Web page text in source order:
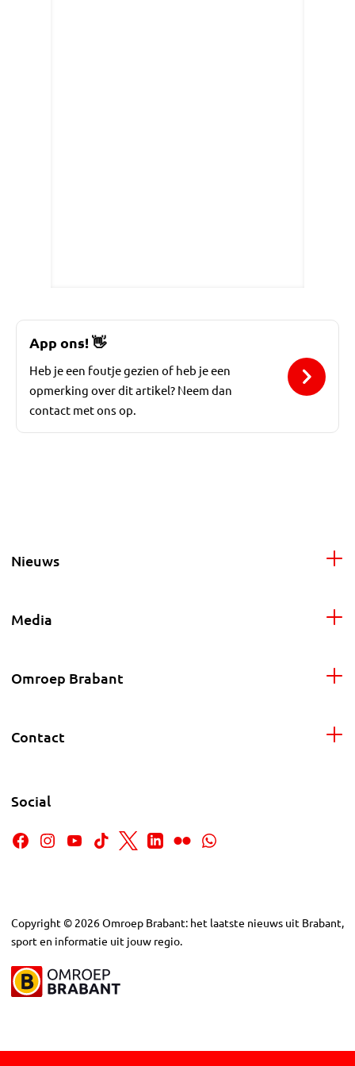
App ons!👋
Heb je een foutje gezien of heb je een
opmerking over dit artikel? Neem dan
contact met ons op.
Nieuws
Media
Omroep Brabant
Contact
Social
Copyright © 2026Omroep Brabant: het laatste nieuws uit Brabant,
sport en informatie uit jouw regio.